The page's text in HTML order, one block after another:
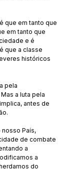
que em tanto que
em tanto que
e é
que a classe
históricos
pela
a luta pela
antes de
nosso País,
de combate
a
a
do